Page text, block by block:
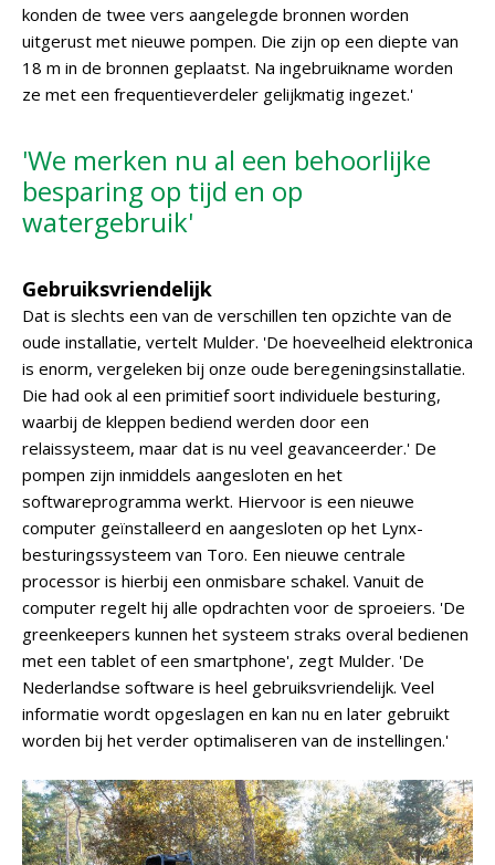
konden de twee vers aangelegde bronnen worden
uitgerust met nieuwe pompen. Die zijn op een diepte van
18 m in de bronnen geplaatst. Na ingebruikname worden
ze met een frequentieverdeler gelijkmatig ingezet.'
'We merken nu al een behoorlijke
besparing op tijd en op
watergebruik'
Gebruiksvriendelijk
Dat is slechts een van de verschillen ten opzichte van de
oude installatie, vertelt Mulder. 'De hoeveelheid elektronica
is enorm, vergeleken bij onze oude beregeningsinstallatie.
Die had ook al een primitief soort individuele besturing,
waarbij de kleppen bediend werden door een
relaissysteem, maar dat is nu veel geavanceerder.' De
pompen zijn inmiddels aangesloten en het
softwareprogramma werkt. Hiervoor is een nieuwe
computer geïnstalleerd en aangesloten op het Lynx-
besturingssysteem van Toro. Een nieuwe centrale
processor is hierbij een onmisbare schakel. Vanuit de
computer regelt hij alle opdrachten voor de sproeiers. 'De
greenkeepers kunnen het systeem straks overal bedienen
met een tablet of een smartphone', zegt Mulder. 'De
Nederlandse software is heel gebruiksvriendelijk. Veel
informatie wordt opgeslagen en kan nu en later gebruikt
worden bij het verder optimaliseren van de instellingen.'